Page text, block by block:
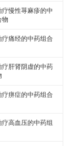
疗慢性荨麻疹的中
物
疗痛经的中药组合
疗肝肾阴虚的中药
疗痹症的中药组合
疗高血压的中药组